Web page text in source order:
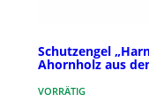
Schutzengel
Ahornholz aus
VORRÄTIG